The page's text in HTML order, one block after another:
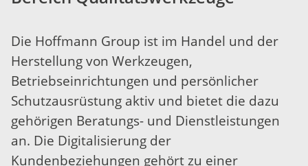
Die Hoffmann Group ist im Handel und der
Herstellung von Werkzeugen,
Betriebseinrichtungen und persönlicher
Schutzausrüstung aktiv und bietet die dazu
gehörigen Beratungs- und Dienstleistungen
an. Die Digitalisierung der
Kundenbeziehungen gehört zu einer